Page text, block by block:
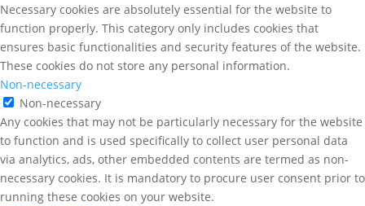
Necessary cookies are absolutely essential for the website to
function properly. This category only includes cookies that
ensures basic functionalities and security features of the website.
These cookies do not store any personal information.
Non-necessary
Non-necessary
Any cookies that may not be particularly necessary for the website
to function and is used specifically to collect user personal data
via analytics, ads, other embedded contents are termed as non-
necessary cookies. It is mandatory to procure user consent prior to
running these cookies on your website.